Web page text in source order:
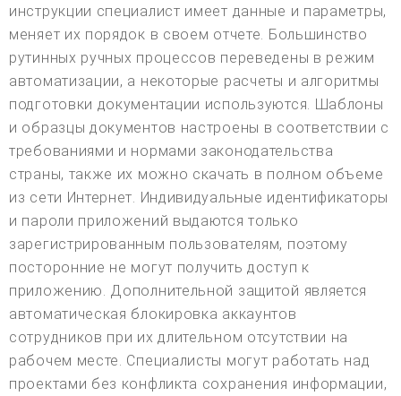
инструкции специалист имеет данные и параметры,
меняет их порядок в своем отчете. Большинство
рутинных ручных процессов переведены в режим
автоматизации, а некоторые расчеты и алгоритмы
подготовки документации используются. Шаблоны
и образцы документов настроены в соответствии с
требованиями и нормами законодательства
страны, также их можно скачать в полном объеме
из сети Интернет. Индивидуальные идентификаторы
и пароли приложений выдаются только
зарегистрированным пользователям, поэтому
посторонние не могут получить доступ к
приложению. Дополнительной защитой является
автоматическая блокировка аккаунтов
сотрудников при их длительном отсутствии на
рабочем месте. Специалисты могут работать над
проектами без конфликта сохранения информации,